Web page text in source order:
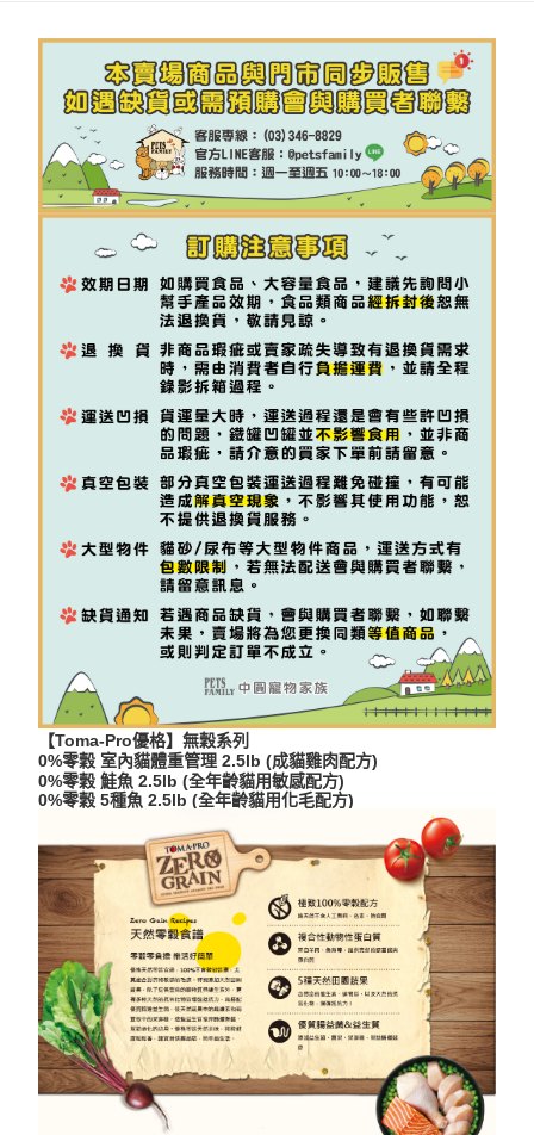
每筆NT$60，滿NT$1,500(含以上)免運費
【7-11】取貨付款1500免運
每筆NT$80，滿NT$1,500(含以上)免運費
【7-11】取貨1500免運
每筆NT$60，滿NT$1,500(含以上)免運費
宅配【全館滿1500免運】
每筆NT$85，滿NT$1,500(含以上)免運費
【宅配-貨到付款】1500免運
每筆NT$115，滿NT$1,500(含以上)免運費
【Toma-Pro優格】無穀系列
0%零穀 室內貓體重管理 2.5lb (成貓雞肉配方)
0%零穀 鮭魚 2.5lb (全年齡貓用敏感配方)
0%零穀 5種魚 2.5lb (全年齡貓用化毛配方)